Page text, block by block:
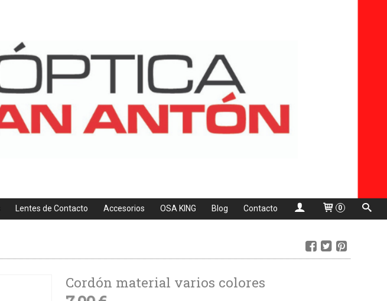
Lentes de Contacto Accesorios OSA KING Blog Contacto 0
Cordón material varios colores